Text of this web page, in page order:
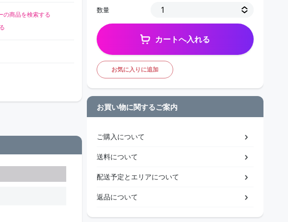
の商品を検索する
数量
カートへ入れる
お気に入りに追加
お買い物に関するご案内
ご購入について
送料について
配送予定とエリアについて
返品について